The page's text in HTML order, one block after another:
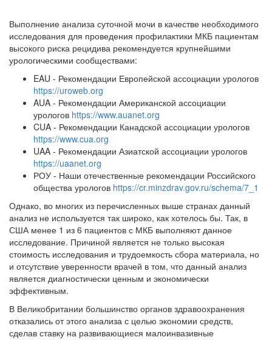
Выполнение анализа суточной мочи в качестве необходимого
исследования для проведения профилактики МКБ пациентам
высокого риска рецидива рекомендуется крупнейшими
урологическими сообществами:
EAU - Рекомендации Европейской ассоциации урологов
https://uroweb.org
AUA - Рекомендации Американской ассоциации
урологов https://www.auanet.org
CUA - Рекомендации Канадской ассоциации урологов
https://www.cua.org
UAA - Рекомендации Азиатской ассоциации урологов
https://uaanet.org
РОУ - Наши отечественные рекомендации Российского
общества урологов https://cr.minzdrav.gov.ru/schema/7_1
Однако, во многих из перечисленных выше странах данный
анализ не используется так широко, как хотелось бы. Так, в
США менее 1 из 6 пациентов с МКБ выполняют данное
исследование. Причиной является не только высокая
стоимость исследования и трудоемкость сбора материала, но
и отсутствие уверенности врачей в том, что данный анализ
является диагностически ценным и экономически
эффективным.
В Великобритании большинство органов здравоохранения
отказались от этого анализа с целью экономии средств,
сделав ставку на развивающиеся малоинвазивные